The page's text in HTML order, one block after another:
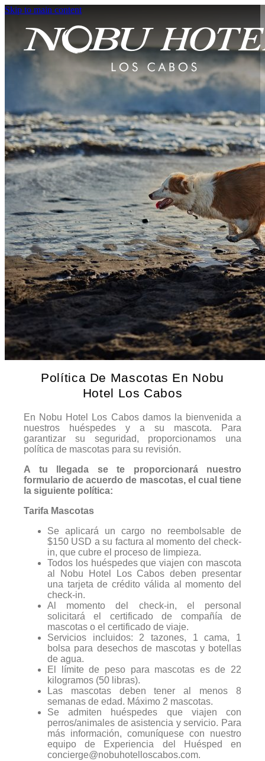
Skip to main content
Política De Mascotas En Nobu
Hotel Los Cabos
En Nobu Hotel Los Cabos damos la bienvenida a
nuestros huéspedes y a su mascota. Para
garantizar su seguridad, proporcionamos una
política de mascotas para su revisión.
A tu llegada se te proporcionará nuestro
formulario de acuerdo de mascotas, el cual tiene
la siguiente política:
Tarifa Mascotas
Se aplicará un cargo no reembolsable de
$150 USD a su factura al momento del check-
in, que cubre el proceso de limpieza.
Todos los huéspedes que viajen con mascota
al Nobu Hotel Los Cabos deben presentar
una tarjeta de crédito válida al momento del
check-in.
Al momento del check-in, el personal
solicitará el certificado de compañía de
mascotas o el certificado de viaje.
Servicios incluidos: 2 tazones, 1 cama, 1
bolsa para desechos de mascotas y botellas
de agua.
El límite de peso para mascotas es de 22
kilogramos (50 libras).
Las mascotas deben tener al menos 8
semanas de edad. Máximo 2 mascotas.
Se admiten huéspedes que viajen con
perros/animales de asistencia y servicio. Para
más información, comuníquese con nuestro
equipo de Experiencia del Huésped en
concierge@nobuhotelloscabos.com.